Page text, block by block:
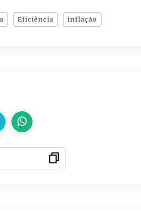
Eficiência inflação